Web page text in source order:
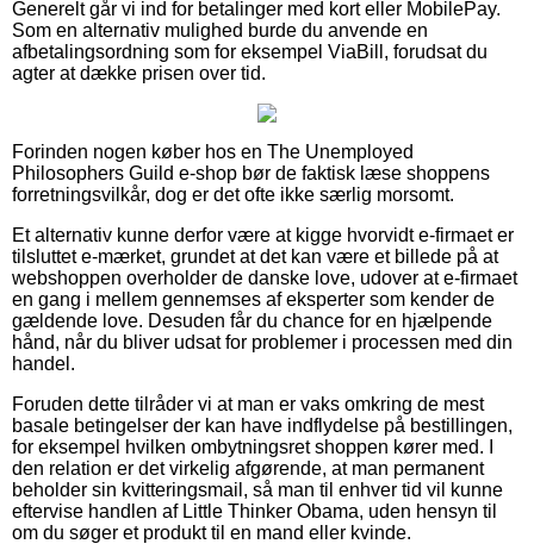
Generelt går vi ind for betalinger med kort eller MobilePay.
Som en alternativ mulighed burde du anvende en
afbetalingsordning som for eksempel ViaBill, forudsat du
agter at dække prisen over tid.
Forinden nogen køber hos en The Unemployed
Philosophers Guild e-shop bør de faktisk læse shoppens
forretningsvilkår, dog er det ofte ikke særlig morsomt.
Et alternativ kunne derfor være at kigge hvorvidt e-firmaet er
tilsluttet e-mærket, grundet at det kan være et billede på at
webshoppen overholder de danske love, udover at e-firmaet
en gang i mellem gennemses af eksperter som kender de
gældende love. Desuden får du chance for en hjælpende
hånd, når du bliver udsat for problemer i processen med din
handel.
Foruden dette tilråder vi at man er vaks omkring de mest
basale betingelser der kan have indflydelse på bestillingen,
for eksempel hvilken ombytningsret shoppen kører med. I
den relation er det virkelig afgørende, at man permanent
beholder sin kvitteringsmail, så man til enhver tid vil kunne
eftervise handlen af Little Thinker Obama, uden hensyn til
om du søger et produkt til en mand eller kvinde.